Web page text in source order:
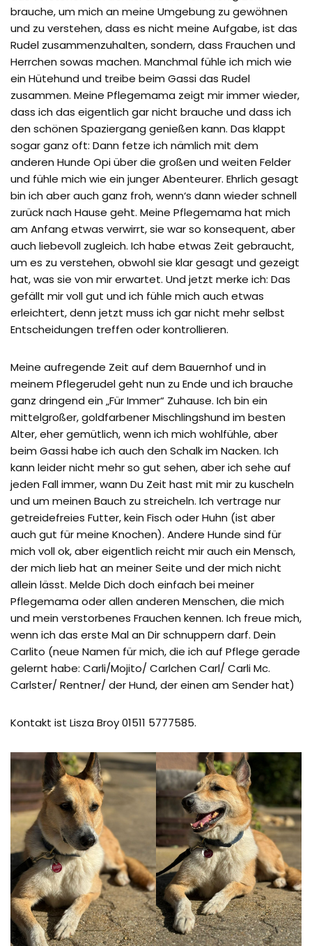
brauche, um mich an meine Umgebung zu gewöhnen
und zu verstehen, dass es nicht meine Aufgabe, ist das
Rudel zusammenzuhalten, sondern, dass Frauchen und
Herrchen sowas machen. Manchmal fühle ich mich wie
ein Hütehund und treibe beim Gassi das Rudel
zusammen. Meine Pflegemama zeigt mir immer wieder,
dass ich das eigentlich gar nicht brauche und dass ich
den schönen Spaziergang genießen kann. Das klappt
sogar ganz oft: Dann fetze ich nämlich mit dem
anderen Hunde Opi über die großen und weiten Felder
und fühle mich wie ein junger Abenteurer. Ehrlich gesagt
bin ich aber auch ganz froh, wenn‘s dann wieder schnell
zurück nach Hause geht. Meine Pflegemama hat mich
am Anfang etwas verwirrt, sie war so konsequent, aber
auch liebevoll zugleich. Ich habe etwas Zeit gebraucht,
um es zu verstehen, obwohl sie klar gesagt und gezeigt
hat, was sie von mir erwartet. Und jetzt merke ich: Das
gefällt mir voll gut und ich fühle mich auch etwas
erleichtert, denn jetzt muss ich gar nicht mehr selbst
Entscheidungen treffen oder kontrollieren.
Meine aufregende Zeit auf dem Bauernhof und in
meinem Pflegerudel geht nun zu Ende und ich brauche
ganz dringend ein „Für Immer“ Zuhause. Ich bin ein
mittelgroßer, goldfarbener Mischlingshund im besten
Alter, eher gemütlich, wenn ich mich wohlfühle, aber
beim Gassi habe ich auch den Schalk im Nacken. Ich
kann leider nicht mehr so gut sehen, aber ich sehe auf
jeden Fall immer, wann Du Zeit hast mit mir zu kuscheln
und um meinen Bauch zu streicheln. Ich vertrage nur
getreidefreies Futter, kein Fisch oder Huhn (ist aber
auch gut für meine Knochen). Andere Hunde sind für
mich voll ok, aber eigentlich reicht mir auch ein Mensch,
der mich lieb hat an meiner Seite und der mich nicht
allein lässt. Melde Dich doch einfach bei meiner
Pflegemama oder allen anderen Menschen, die mich
und mein verstorbenes Frauchen kennen. Ich freue mich,
wenn ich das erste Mal an Dir schnuppern darf. Dein
Carlito (neue Namen für mich, die ich auf Pflege gerade
gelernt habe: Carli/Mojito/ Carlchen Carl/ Carli Mc.
Carlster/ Rentner/ der Hund, der einen am Sender hat)
Kontakt ist Lisza Broy 01511 5777585.